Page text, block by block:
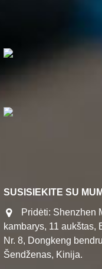
SUSISIEKITE SU
Pridėti: Shenzhen
kambarys, 11 aukštas,
Nr. 8, Dongkeng
Šendženas, Kinija.